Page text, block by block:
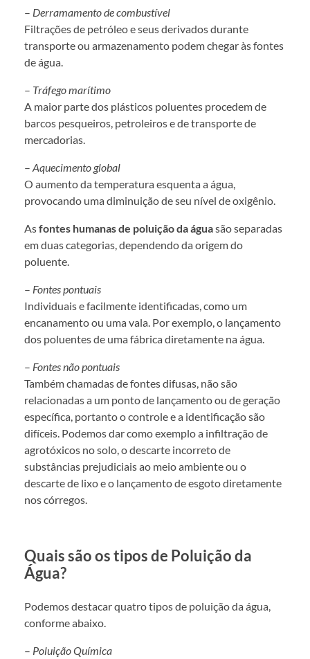
– Derramamento de combustível
Filtrações de petróleo e seus derivados durante
transporte ou armazenamento podem chegar às fontes
de água.
– Tráfego marítimo
A maior parte dos plásticos poluentes procedem de
barcos pesqueiros, petroleiros e de transporte de
mercadorias.
– Aquecimento global
O aumento da temperatura esquenta a água,
provocando uma diminuição de seu nível de oxigênio.
Asfontes humanas de poluição da águasão separadas
em duas categorias, dependendo da origem do
poluente.
– Fontes pontuais
Individuais e facilmente identificadas, como um
encanamento ou uma vala. Por exemplo, o lançamento
dos poluentes de uma fábrica diretamente na água.
– Fontes não pontuais
Também chamadas de fontes difusas, não são
relacionadas a um ponto de lançamento ou de geração
específica, portanto o controle e a identificação são
difíceis. Podemos dar como exemplo a infiltração de
agrotóxicos no solo, o descarte incorreto de
substâncias prejudiciais ao meio ambiente ou o
descarte de lixo e o lançamento de esgoto diretamente
nos córregos.
Quais são os tipos de Poluição da
Água?
Podemos destacar quatro tipos de poluição da água,
conforme abaixo.
– Poluição Química